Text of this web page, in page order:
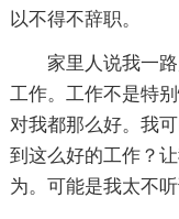
以不得不辞职。
家里人说我一
工作。工作不是特
对我都那么好。我
到这么好的工作？
为。可能是我太不听